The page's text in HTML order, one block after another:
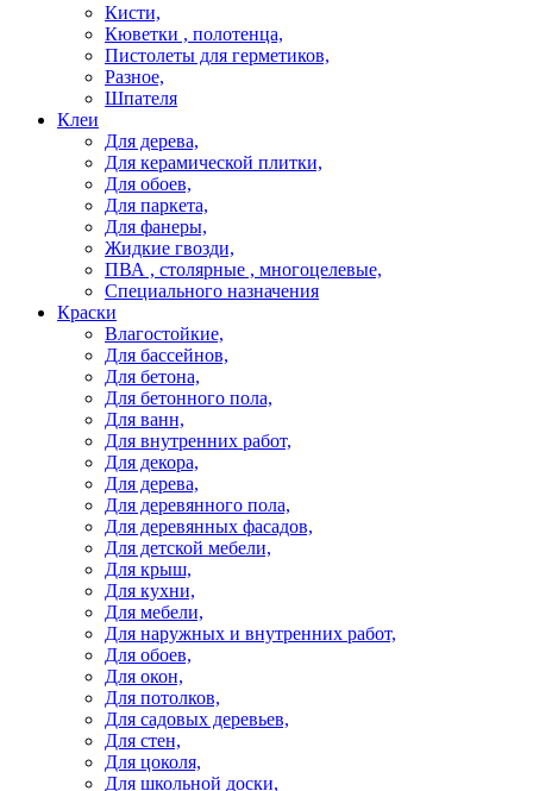
Кисти,
Кюветки , полотенца,
Пистолеты для герметиков,
Разное,
Шпателя
Клеи
Для дерева,
Для керамической плитки,
Для обоев,
Для паркета,
Для фанеры,
Жидкие гвозди,
ПВА , столярные , многоцелевые,
Специального назначения
Краски
Влагостойкие,
Для бассейнов,
Для бетона,
Для бетонного пола,
Для ванн,
Для внутренних работ,
Для декора,
Для дерева,
Для деревянного пола,
Для деревянных фасадов,
Для детской мебели,
Для крыш,
Для кухни,
Для мебели,
Для наружных и внутренних работ,
Для обоев,
Для окон,
Для потолков,
Для садовых деревьев,
Для стен,
Для цоколя,
Для школьной доски,